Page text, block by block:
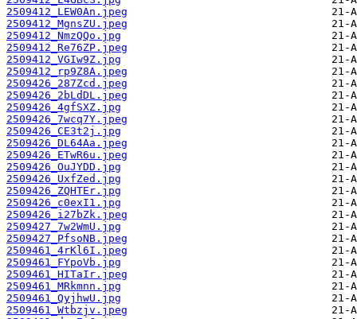
2509412_LEW0An.jpeg
2509412_MgnsZU.jpeg
2509412_NmzQQo.jpg
2509412_Re76ZP.jpeg
2509412_VGIw9Z.jpg
2509412_rp9Z8A.jpeg
2509426_287Zcd.jpeg
2509426_2bLdDL.jpeg
2509426_4gfSXZ.jpg
2509426_7wcq7Y.jpeg
2509426_CE3t2j.jpg
2509426_DL64Aa.jpeg
2509426_ETwR6u.jpeg
2509426_OuJYDD.jpg
2509426_UxfZed.jpg
2509426_ZQHTEr.jpg
2509426_c0exI1.jpg
2509426_i27bZk.jpeg
2509427_7w2WmU.jpg
2509427_PfsoNB.jpeg
2509461_4rKl6I.jpeg
2509461_FYpoVb.jpg
2509461_HITaIr.jpeg
2509461_MRkmnn.jpg
2509461_QyjhwU.jpg
2509461_Wtbzjv.jpeg